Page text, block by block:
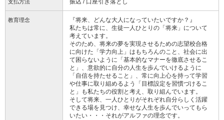
支払方法 振込 / 口座引き落とし
教育理念
『将来、どんな大人になっていたいですか？』
私たちは常に、生徒一人ひとりの「将来」について
考えています。
そのため、将来の夢を実現させるための志望校合格
に向けた「学力向上」はもちろんのこと、社会に出
て困らないように「基本的なマナーを徹底させるこ
と」、意欲的に自分の人生を歩んでいけるように
「自信を持たせること」、常に向上心を持って学習
や仕事に取り組めるよう「目標設定を習慣づけるこ
と」も私たちの役割と考え、取り組んでいます。
そして将来、一人ひとりがそれぞれ自分らしく活躍
できる場を見つけ、幸せな人生を歩んでいってもら
いたい・・・それがアルファの理念です。